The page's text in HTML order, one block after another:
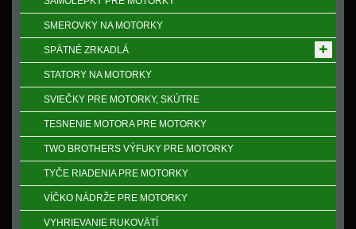
SMEROVKY NA MOTORKY
SPӒTNÉ ZRKADLÁ
STATORY NA MOTORKY
SVIEČKY PRE MOTORKY, SKÚTRE
TESNENIE MOTORA PRE MOTORKY
TWO BROTHERS VÝFUKY PRE MOTORKY
TYČE RIADENIA PRE MOTORKY
VÍČKO NÁDRŽE PRE MOTORKY
VYHRIEVANIE RUKOVӒTÍ